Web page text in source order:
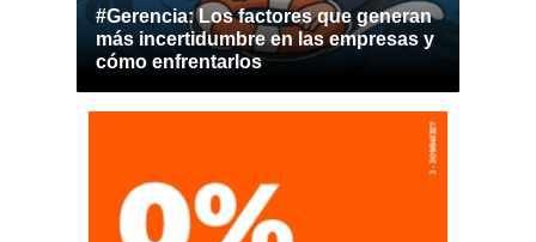
#Gerencia: Los factores que generan
más incertidumbre en las empresas y
cómo enfrentarlos